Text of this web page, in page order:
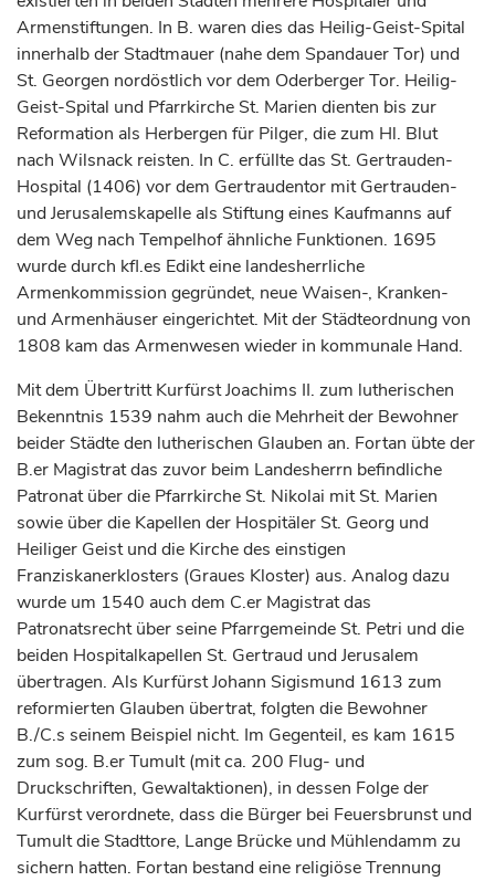
Armenstiftungen. In B. waren dies das Heilig-Geist-Spital
innerhalb der Stadtmauer (nahe dem Spandauer Tor) und
St. Georgen nordöstlich vor dem Oderberger Tor. Heilig-
Geist-Spital und Pfarrkirche St. Marien dienten bis zur
Reformation als Herbergen für Pilger, die zum Hl. Blut
nach Wilsnack reisten. In C. erfüllte das St. Gertrauden-
Hospital (1406) vor dem Gertraudentor mit Gertrauden-
und Jerusalemskapelle als Stiftung eines Kaufmanns auf
dem Weg nach Tempelhof ähnliche Funktionen. 1695
wurde durch kfl.es Edikt eine landesherrliche
Armenkommission gegründet, neue Waisen-, Kranken-
und Armenhäuser eingerichtet. Mit der Städteordnung von
1808 kam das Armenwesen wieder in kommunale Hand.
Mit dem ÜbertrittKurfürstJoachims II. zum lutherischen
Bekenntnis 1539 nahm auch die Mehrheit der Bewohner
beider Städte den lutherischen Glauben an. Fortan übte der
B.er Magistrat das zuvor beim Landesherrn befindliche
Patronat über die Pfarrkirche St. Nikolai mit St. Marien
sowie über die Kapellen der Hospitäler St. Georg und
Heiliger Geist und die Kirche des einstigen
Franziskanerklosters (Graues Kloster) aus. Analog dazu
wurde um 1540 auch dem C.er Magistrat das
Patronatsrecht über seine Pfarrgemeinde St. Petri und die
beiden Hospitalkapellen St. Gertraud und Jerusalem
übertragen. Als KurfürstJohann Sigismund 1613 zum
reformierten Glauben übertrat, folgten die Bewohner
B./C.s seinem Beispiel nicht. Im Gegenteil, es kam 1615
zum sog. B.er Tumult (mit ca. 200 Flug- und
Druckschriften, Gewaltaktionen), in dessen Folge der
Kurfürstverordnete, dass die Bürger bei Feuersbrunst und
Tumult die Stadttore, Lange Brücke und Mühlendamm zu
sichern hatten. Fortan bestand eine religiöse Trennung